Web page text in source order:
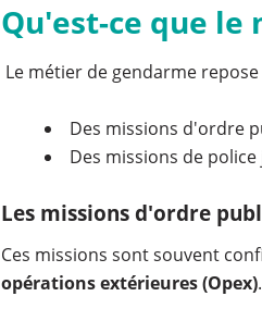
Qu'est-ce que le
Le métier de gendarme
Des missions d'ordre
Des missions de
Les missions d'ordre
Ces missions sont souvent
opérations extérieures (Opex)